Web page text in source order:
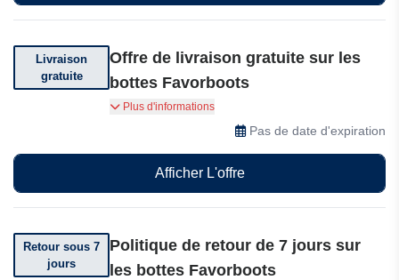
Livraison
gratuite
Offre de livraison gratuite sur les
bottes Favorboots
Obtenez la livraison gratuite sur votre
commande. Les conditions générales
Plus d'informations
Pas de date d'expiration
Afficher L'offre
Retour sous 7
jours
Politique de retour de 7 jours sur
les bottes Favorboots